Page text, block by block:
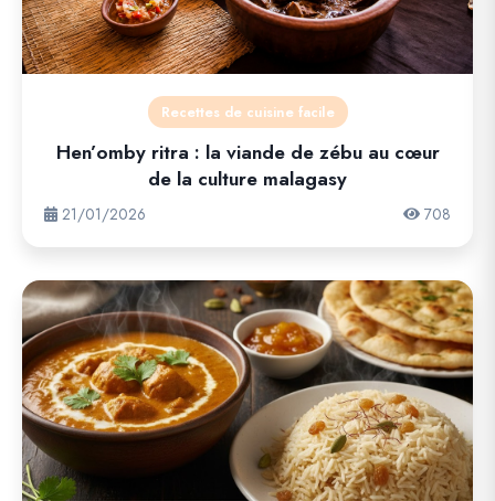
Recettes de cuisine facile
Hen’omby ritra : la viande de zébu au cœur
de la culture malagasy
21/01/2026 708